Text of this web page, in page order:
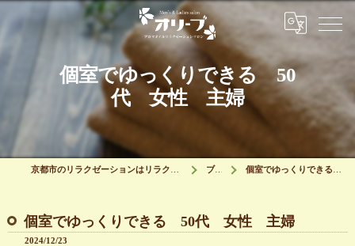
個室でゆっくりできる 50
代 女性 主婦
ブログ 個室でゆっくりできる 50代 女性 主婦
個室でゆっくりできる 50代 女性 主婦
2024/12/23